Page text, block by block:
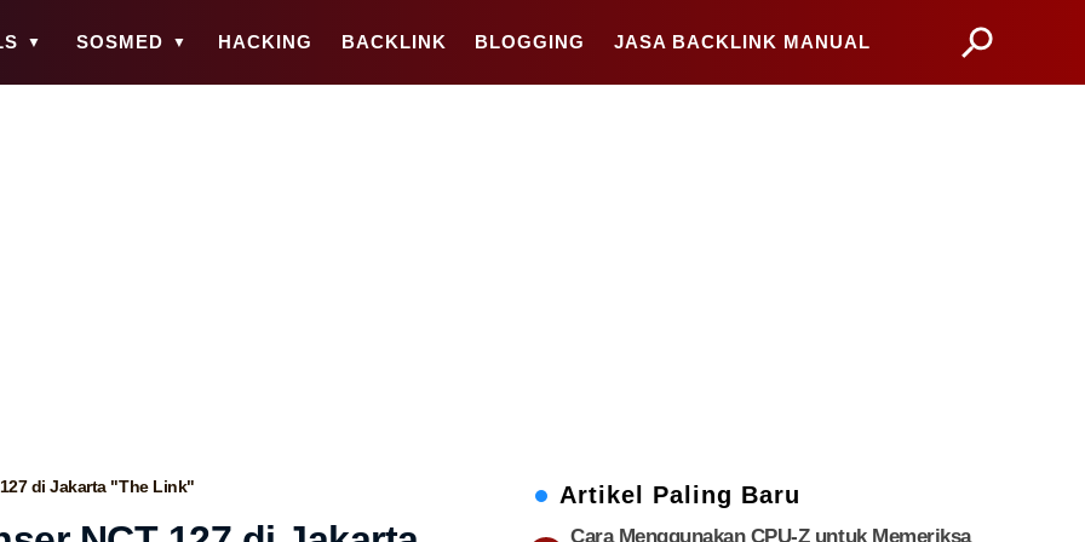
SOSMED HACKING BACKLINK BLOGGING JASA BACKLINK MANUAL
di Jakarta "The Link" Artikel Paling Baru
Cara Menggunakan CPU-Z untuk Memeriksa